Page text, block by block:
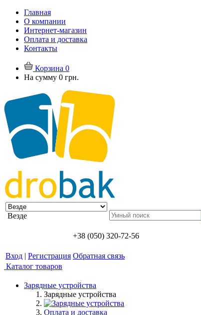
Главная
О компании
Интернет-магазин
Оплата и доставка
Контакты
Корзина 0
На сумму 0 грн.
Везде
+38 (050) 320-72-56
Вход | Регистрация Обратная связь
Каталог товаров
Зарядные устройства
Зарядные устройства
Оплата и доставка